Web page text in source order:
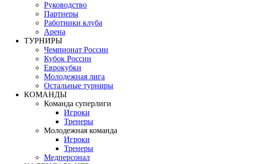
Руководство
Партнеры
Работники клуба
Арена
ТУРНИРЫ
Чемпионат России
Кубок России
Еврокубки
Молодежная лига
Остальные турниры
КОМАНДЫ
Команда суперлиги
Игроки
Тренеры
Молодежная команда
Игроки
Тренеры
Медперсонал